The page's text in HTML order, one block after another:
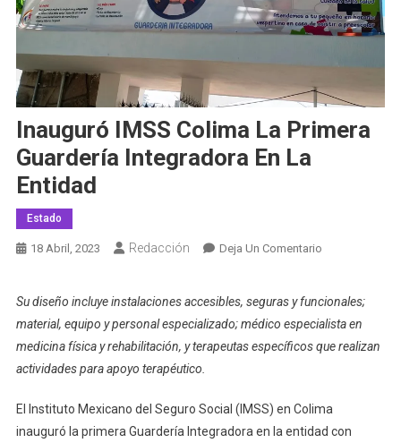
Inauguró IMSS Colima La Primera
Guardería Integradora En La
Entidad
Estado
18 Abril, 2023 Redacción Deja Un ComentarioEn
Colima
La
Primera
En
La
Su diseño incluye instalaciones accesibles, seguras y funcionales;
material, equipo y personal especializado; médico especialista en
medicina física y rehabilitación, y terapeutas específicos que realizan
actividades para apoyo terapéutico.
El Instituto Mexicano del Seguro Social (IMSS) en Colima
inauguró la primera Guardería Integradora en la entidad con